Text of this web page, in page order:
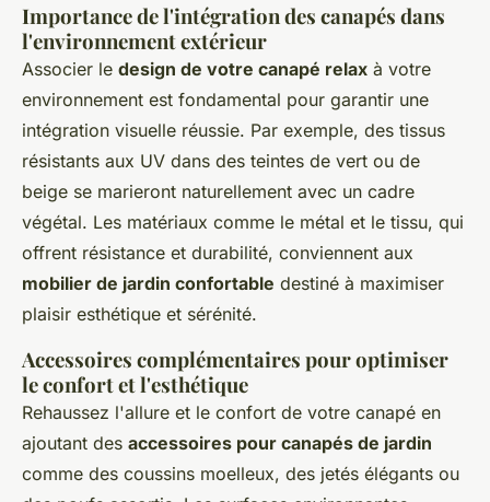
Importance de l'intégration des canapés dans
l'environnement extérieur
Associer le design de votre canapé relax à votre
environnement est fondamental pour garantir une
intégration visuelle réussie. Par exemple, des tissus
résistants aux UV dans des teintes de vert ou de
beige se marieront naturellement avec un cadre
végétal. Les matériaux comme le métal et le tissu, qui
offrent résistance et durabilité, conviennent aux
mobilier de jardin confortable destiné à maximiser
plaisir esthétique et sérénité.
Accessoires complémentaires pour optimiser
le confort et l'esthétique
Rehaussez l'allure et le confort de votre canapé en
ajoutant des accessoires pour canapés de jardin
comme des coussins moelleux, des jetés élégants ou